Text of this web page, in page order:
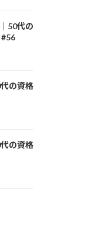
50代の
の資格
の資格